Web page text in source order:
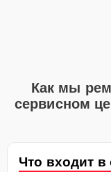
Как мы
сервисном
Что входит в